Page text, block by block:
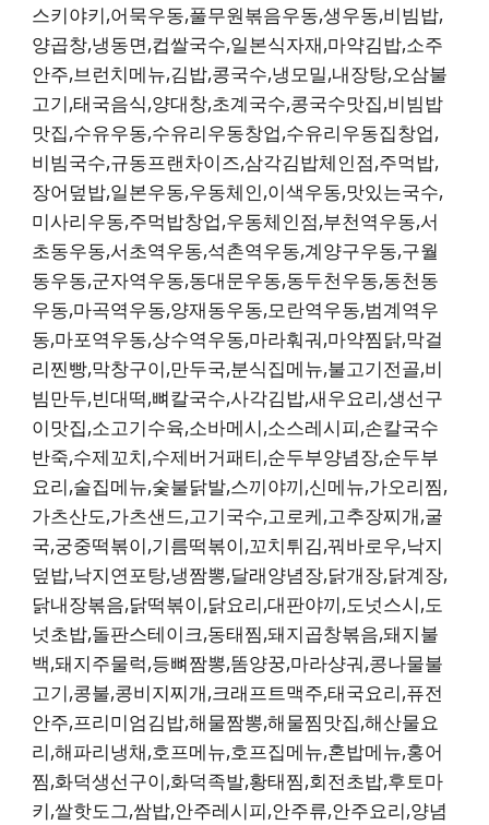
스키야키,어묵우동,풀무원볶음우동,생우동,비빔밥,
양곱창,냉동면,컵쌀국수,일본식자재,마약김밥,소주
안주,브런치메뉴,김밥,콩국수,냉모밀,내장탕,오삼불
고기,태국음식,양대창,초계국수,콩국수맛집,비빔밥
맛집,수유우동,수유리우동창업,수유리우동집창업,
비빔국수,규동프랜차이즈,삼각김밥체인점,주먹밥,
장어덮밥,일본우동,우동체인,이색우동,맛있는국수,
미사리우동,주먹밥창업,우동체인점,부천역우동,서
초동우동,서초역우동,석촌역우동,계양구우동,구월
동우동,군자역우동,동대문우동,동두천우동,동천동
우동,마곡역우동,양재동우동,모란역우동,범계역우
동,마포역우동,상수역우동,마라훠궈,마약찜닭,막걸
리찐빵,막창구이,만두국,분식집메뉴,불고기전골,비
빔만두,빈대떡,뼈칼국수,사각김밥,새우요리,생선구
이맛집,소고기수육,소바메시,소스레시피,손칼국수
반죽,수제꼬치,수제버거패티,순두부양념장,순두부
요리,술집메뉴,숯불닭발,스끼야끼,신메뉴,가오리찜,
가츠산도,가츠샌드,고기국수,고로케,고추장찌개,굴
국,궁중떡볶이,기름떡볶이,꼬치튀김,꿔바로우,낙지
덮밥,낙지연포탕,냉짬뽕,달래양념장,닭개장,닭계장,
닭내장볶음,닭떡볶이,닭요리,대판야끼,도넛스시,도
넛초밥,돌판스테이크,동태찜,돼지곱창볶음,돼지불
백,돼지주물럭,등뼈짬뽕,똠양꿍,마라샹궈,콩나물불
고기,콩불,콩비지찌개,크래프트맥주,태국요리,퓨전
안주,프리미엄김밥,해물짬뽕,해물찜맛집,해산물요
리,해파리냉채,호프메뉴,호프집메뉴,혼밥메뉴,홍어
찜,화덕생선구이,화덕족발,황태찜,회전초밥,후토마
키,쌀핫도그,쌈밥,안주레시피,안주류,안주요리,양념